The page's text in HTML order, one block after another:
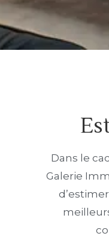
Dans le
Galerie